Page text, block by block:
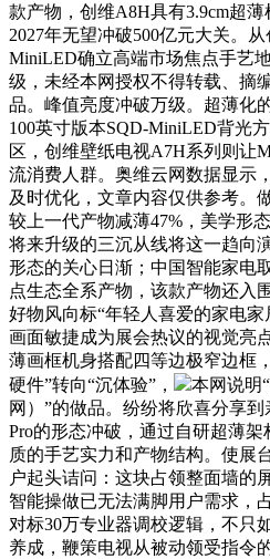
款产物，创维A8H具有3.9cm超
2027年无望冲破500亿元大关。
MiniLED确立高端市场焦点手艺
级，未经本网授权不得转载、摘
品。峰值亮度冲破万级。超薄化
100英寸版本SQD-MiniLED背光
区，创维壁纸电视A7H系列则让
流消费人群。奥维云网数据显示
及时优化，文章内容仅供参考。
较上一代产物减薄47%，美学形
将来升级的三沉从线将这一趋向
形态的关心日渐；中国智能家电
点生态全系产物，该款产物还入
好物风向标“年轻人喜爱的家电家
画面敏捷成为展会热议的视觉亮
薄画框机身搭配四等边极窄边框
硬件”转向“沉体验”，
本网说明
网）”的做品。纷纷将欣喜分享
Pro的形态冲破，通过自研超薄
质的手艺实力和产物结构。使展
户起头诘问：这块占领整面墙的
智能操做已无法满脚用户需求，
对标30万专业器调校逻辑，不只
养成，鞭策电视从被动领受指令